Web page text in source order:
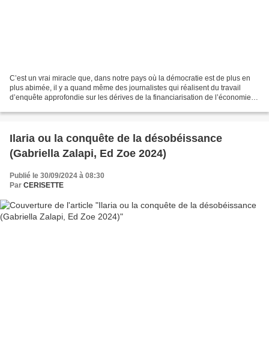
C’est un vrai miracle que, dans notre pays où la démocratie est de plus en
plus abimée, il y a quand même des journalistes qui réalisent du travail
d’enquête approfondie sur les dérives de la financiarisation de l’économie et
Ilaria ou la conquête de la désobéissance
(Gabriella Zalapi, Ed Zoe 2024)
Publié le 30/09/2024 à 08:30
Par CERISETTE